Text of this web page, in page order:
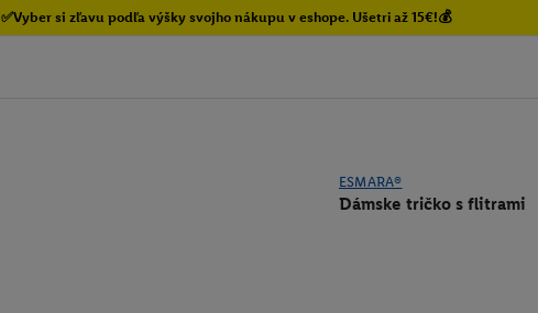
✅Vyber si zľavu podľa výšky svojho nákupu v eshope. Ušetri až 15€!💰
ESMARA®
Dámske tričko s flitrami